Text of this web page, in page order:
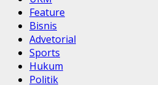
Feature
Bisnis
Advetorial
Sports
Hukum
Politik